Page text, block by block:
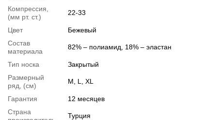
Компрессия,
(мм рт. ст.)
22-33
Цвет
Бежевый
Состав
материала
82% – полиамид, 18% – эластан
Тип носка
Закрытый
Размерный
ряд, (см)
M, L, XL
Гарантия
12 месяцев
Страна
Турция